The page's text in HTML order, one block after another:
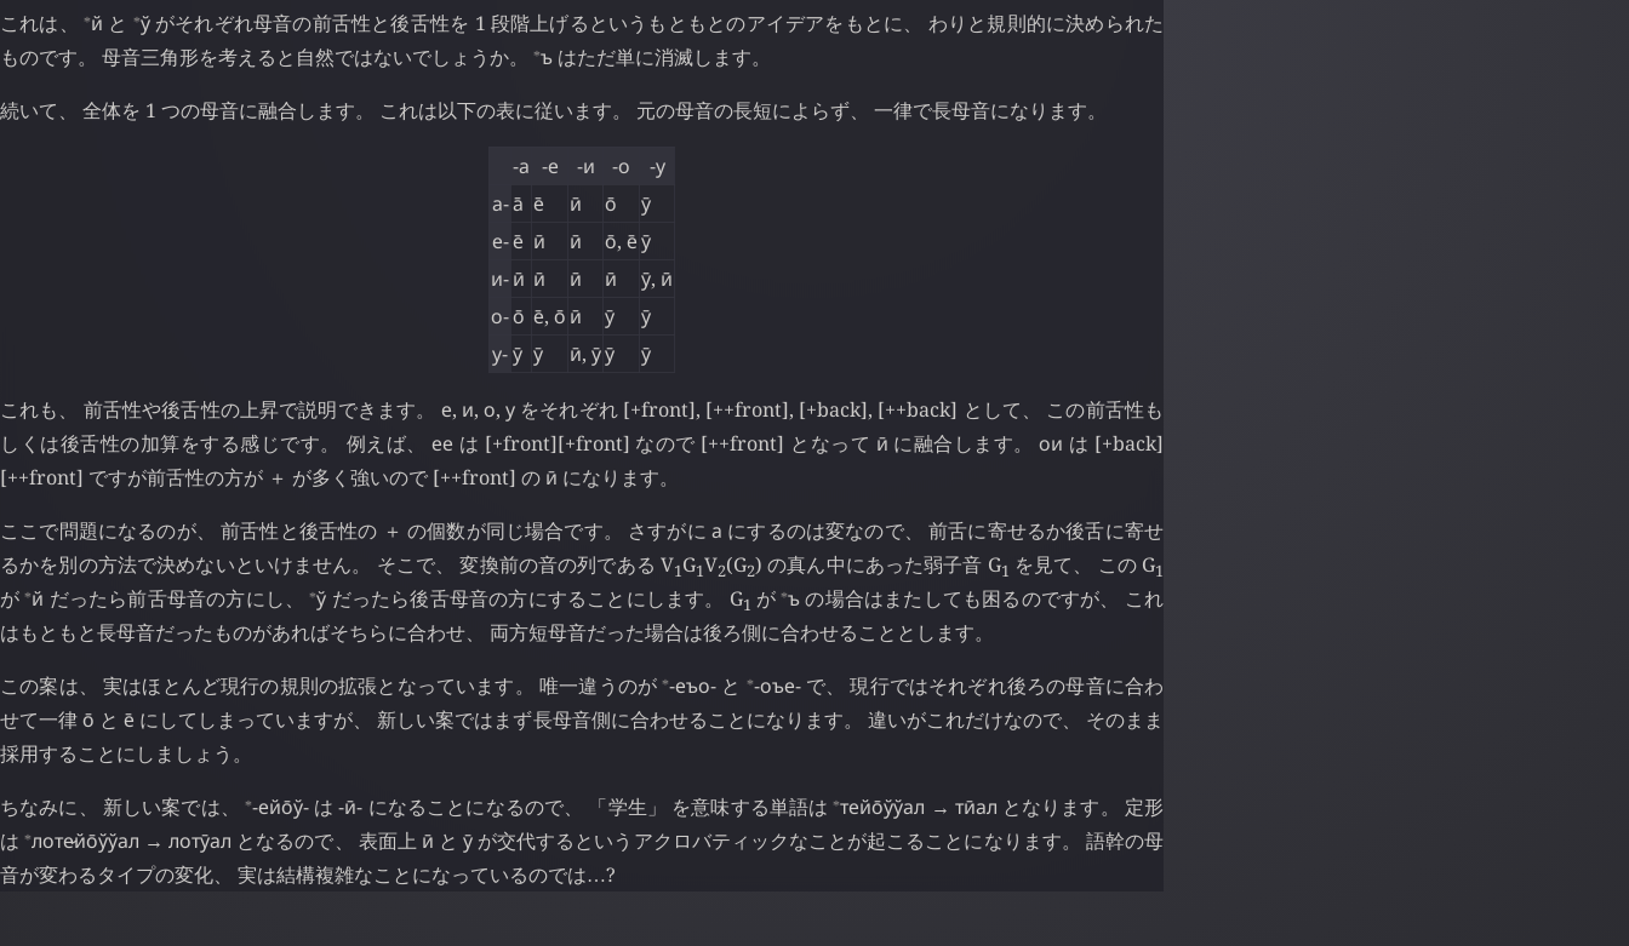
これは、⁎й と ⁎ўがそれぞれ母音の前舌性と後舌性を 1 段階上げるというもともとのアイデアをもとに、 わりと規則的に決められた
ものです。 母音三角形を考えると自然ではないでしょうか。
⁎ъ はただ単に消滅します。
続いて、 全体を 1 つの母音に融合します。 これは以下の表に従います。 元の母音の長短によらず、 一律で長母音になります。
-а -е -и -о
-у
а-а̄ е̄ ӣ о̄
ӯ
е-е̄ ӣ ӣ о̄, е̄ӯ
и-ӣ ӣ ӣ ӣ ӯ, ӣ
о-о̄ е̄, о̄ ӣ ӯ
ӯ
у-ӯ ӯ ӣ, ӯӯ ӯ
これも、 前舌性や後舌性の上昇で説明できます。 е, и, о, уをそれぞれ [+front], [++front], [+back], [++back] として、 この前舌性も
しくは後舌性の加算をする感じです。 例えば、ее は [+front][+front] なので [++front] となって ӣ に融合します。ои は [+back]
[++front] ですが前舌性の方が ＋ が多く強いので [++front] の ӣ になります。
ここで問題になるのが、 前舌性と後舌性の ＋ の個数が同じ場合です。 さすがに а にするのは変なので、 前舌に寄せるか後舌に寄せ
るかを別の方法で決めないといけません。 そこで、 変換前の音の列である V1G1V2(G2) の真ん中にあった弱子音 G1 を見て、 この G1
が⁎й だったら前舌母音の方にし、⁎ў だったら後舌母音の方にすることにします。 G1 が⁎ъの場合はまたしても困るのですが、 これ
はもともと長母音だったものがあればそちらに合わせ、 両方短母音だった場合は後ろ側に合わせることとします。
この案は、 実はほとんど現行の規則の拡張となっています。 唯一違うのが⁎-еъо- と ⁎-оъе-で、 現行ではそれぞれ後ろの母音に合わ
せて一律о̄ とе̄ にしてしまっていますが、 新しい案ではまず長母音側に合わせることになります。 違いがこれだけなので、 そのまま
採用することにしましょう。
ちなみに、 新しい案では、⁎-ейо̄ў- は-ӣ- になることになるので、 「学生」 を意味する単語は⁎тейо̄ўўал → тӣал となります。 定形
は⁎лоте̷йо̄ўўал →лотӯал となるので、 表面上 ӣ とӯ が交代するというアクロバティックなことが起こることになります。 語幹の母
音が変わるタイプの変化、 実は結構複雑なことになっているのでは…?